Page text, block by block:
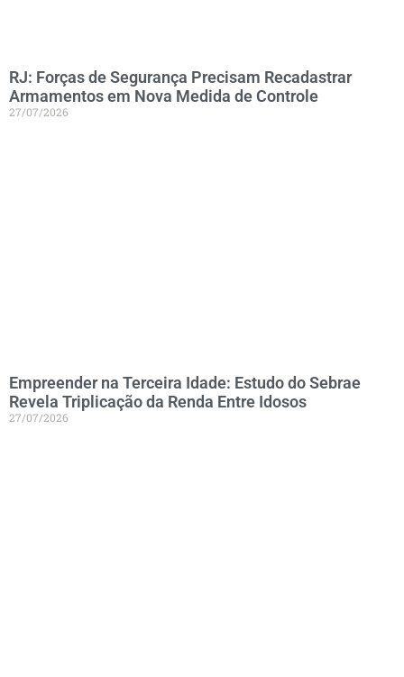
RJ: Forças de Segurança Precisam Recadastrar
Armamentos em Nova Medida de Controle
27/07/2026
Empreender na Terceira Idade: Estudo do Sebrae
Revela Triplicação da Renda Entre Idosos
27/07/2026